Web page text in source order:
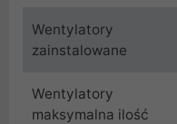
Wentylatory
zainstalowane
Wentylatory
maksymalna ilość